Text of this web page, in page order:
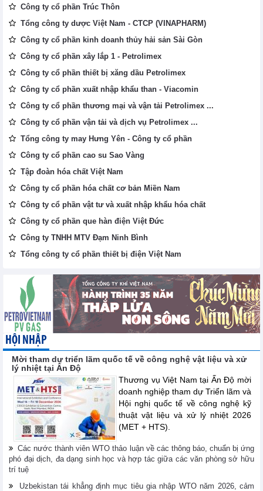
Công ty cổ phần Trúc Thôn
Tổng công ty dược Việt Nam - CTCP (VINAPHARM)
Công ty cổ phần kinh doanh thủy hải sản Sài Gòn
Công ty cổ phần xây lắp 1 - Petrolimex
Công ty cổ phần thiết bị xăng dầu Petrolimex
Công ty cổ phần xuất nhập khẩu than - Viacomin
Công ty cổ phần thương mại và vận tải Petrolimex ...
Công ty cổ phần vận tải và dịch vụ Petrolimex ...
Tổng công ty may Hưng Yên - Công ty cổ phần
Công ty cổ phần cao su Sao Vàng
Tập đoàn hóa chất Việt Nam
Công ty cổ phần hóa chất cơ bản Miền Nam
Công ty cổ phần vật tư và xuất nhập khẩu hóa chất
Công ty cổ phần que hàn điện Việt Đức
Công ty TNHH MTV Đạm Ninh Bình
Tổng công ty cổ phần thiết bị điện Việt Nam
HỘI NHẬP
Mời tham dự triển lãm quốc tế về công nghệ vật liệu và xử
lý nhiệt tại Ấn Độ
Thương vụ Việt Nam tại Ấn Độ mời
doanh nghiệp tham dự Triển lãm và
Hội nghị quốc tế về công nghệ kỹ
thuật vật liệu và xử lý nhiệt 2026
(MET + HTS).
Các nước thành viên WTO thảo luận về các thông báo, chuẩn bị ứng
phó đại dịch, đa dạng sinh học và hợp tác giữa các văn phòng sở hữu
trí tuệ
Uzbekistan tái khẳng định mục tiêu gia nhập WTO năm 2026, cảm